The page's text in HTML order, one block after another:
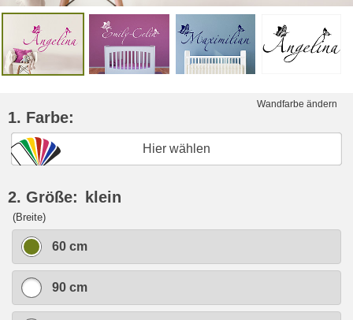
Wandfarbe ändern
1. Farbe:
Hier wählen
2. Größe: klein
(Breite)
60 cm
90 cm